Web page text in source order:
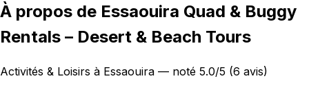
À propos de Essaouira Quad & Buggy
Rentals – Desert & Beach Tours
Activités & Loisirs à Essaouira — noté 5.0/5 (6 avis)